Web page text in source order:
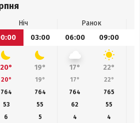
Ніч
Ранок
03:00 06:00 09:00
20° 19° 17° 22°
20° 19° 17° 22°
764
764 764 765
53
55 62 55
6
5 4
4